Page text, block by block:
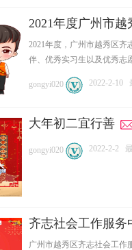
2021年度广州市
2021年度，广州市越秀区
伴、优秀实习生以及优秀志
gongyi020 2022-2-10
大年初二宜行善
gongyi020 2022-2-2
齐志社会工作服务
广州市越秀区齐志社会工作